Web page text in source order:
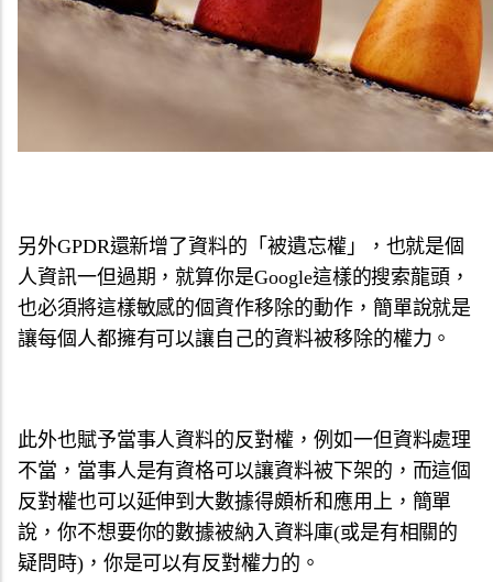
另外GPDR還新增了資料的「被遺忘權」，也就是個
人資訊一但過期，就算你是Google這樣的搜索龍頭，
也必須將這樣敏感的個資作移除的動作，簡單說就是
讓每個人都擁有可以讓自己的資料被移除的權力。
此外也賦予當事人資料的反對權，例如一但資料處理
不當，當事人是有資格可以讓資料被下架的，而這個
反對權也可以延伸到大數據得頗析和應用上，簡單
說，你不想要你的數據被納入資料庫(或是有相關的
疑問時)，你是可以有反對權力的。